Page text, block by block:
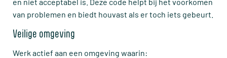
van problemen en biedt houvast als er toch iets gebeurt.
Veilige omgeving
Werk actief aan een omgeving waarin: